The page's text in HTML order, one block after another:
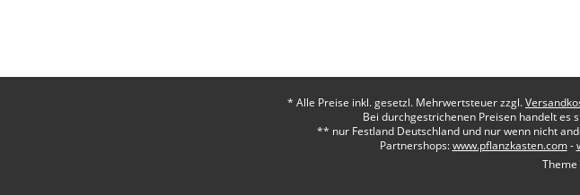
* Alle Preise inkl. gesetzl. Mehrwertsteuer zzgl.
Bei durchgestrichenen Preisen handelt es
** nur Festland Deutschland und nur wenn nicht
Partnershops:www.pflanzkasten.com-
Theme